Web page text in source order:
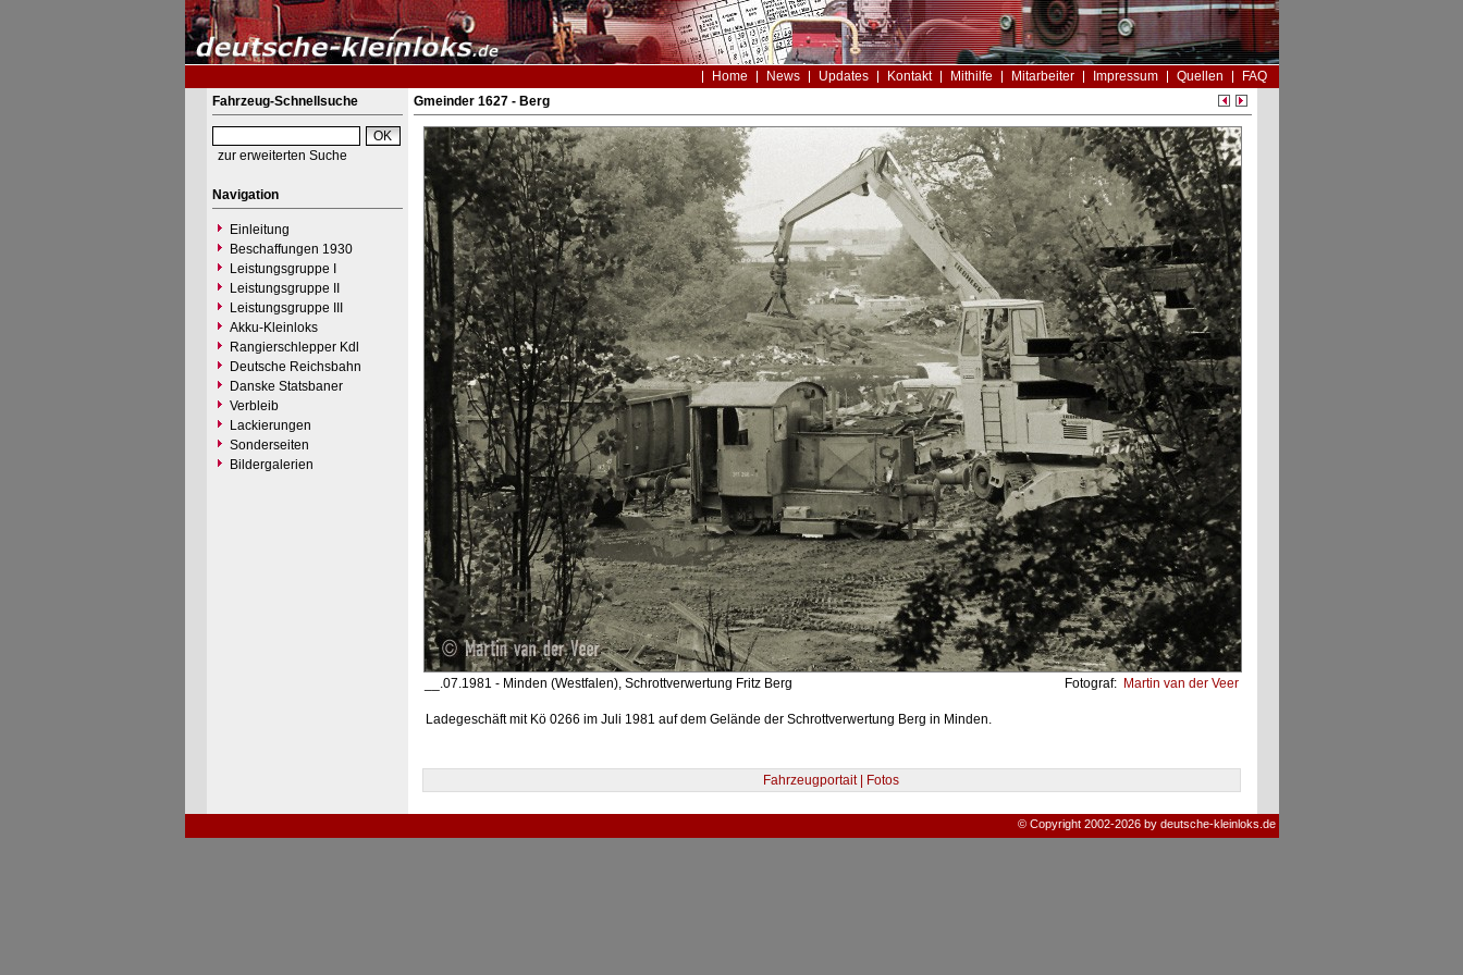
Home News Updates Kontakt Mithilfe Mitarbeiter Impressum Quellen
FAQ
Fahrzeug-Schnellsuche
zur erweiterten Suche
Navigation
Einleitung
Beschaffungen 1930
Leistungsgruppe I
Leistungsgruppe II
Leistungsgruppe III
Akku-Kleinloks
Rangierschlepper Kdl
Deutsche Reichsbahn
Danske Statsbaner
Verbleib
Lackierungen
Sonderseiten
Bildergalerien
Gmeinder 1627 - Berg
__.07.1981 - Minden (Westfalen), Schrottverwertung Fritz Berg Fotograf: Martin van der Veer
Ladegeschäft mit Kö 0266 im Juli 1981 auf dem Gelände der Schrottverwertung Berg in Minden.
Fahrzeugportait | Fotos
© Copyright 2002-2026 by deutsche-kleinloks.de